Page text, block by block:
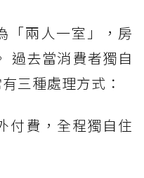
「兩人一室」，房
過去當消費者獨自
三種處理方式：
付費，全程獨自住